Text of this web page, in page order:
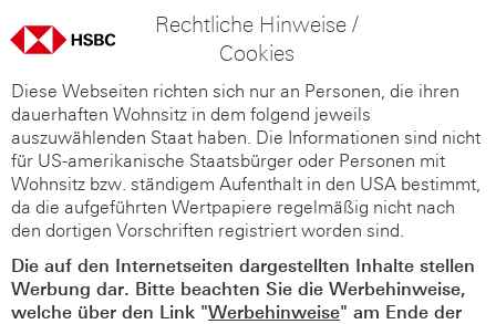
Rechtliche Hinweise /
Cookies
Diese Webseiten richten sich nur an Personen, die ihren
dauerhaften Wohnsitz in dem folgend jeweils
auszuwählenden Staat haben. Die Informationen sind nicht
für US-amerikanische Staatsbürger oder Personen mit
Wohnsitz bzw. ständigem Aufenthalt in den USA bestimmt,
da die aufgeführten Wertpapiere regelmäßig nicht nach
den dortigen Vorschriften registriert worden sind.
Die auf den Internetseiten dargestellten Inhalte stellen
Werbung dar. Bitte beachten Sie die Werbehinweise,
welche über den Link "Werbehinweise" am Ende der